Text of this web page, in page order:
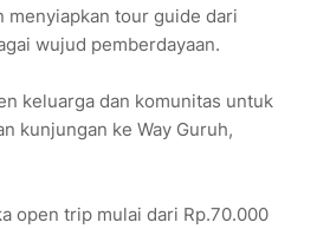
menyiapkan tour guide dari
wujud pemberdayaan.
keluarga dan komunitas untuk
kunjungan ke Way Guruh,
open trip mulai dari Rp.70.000